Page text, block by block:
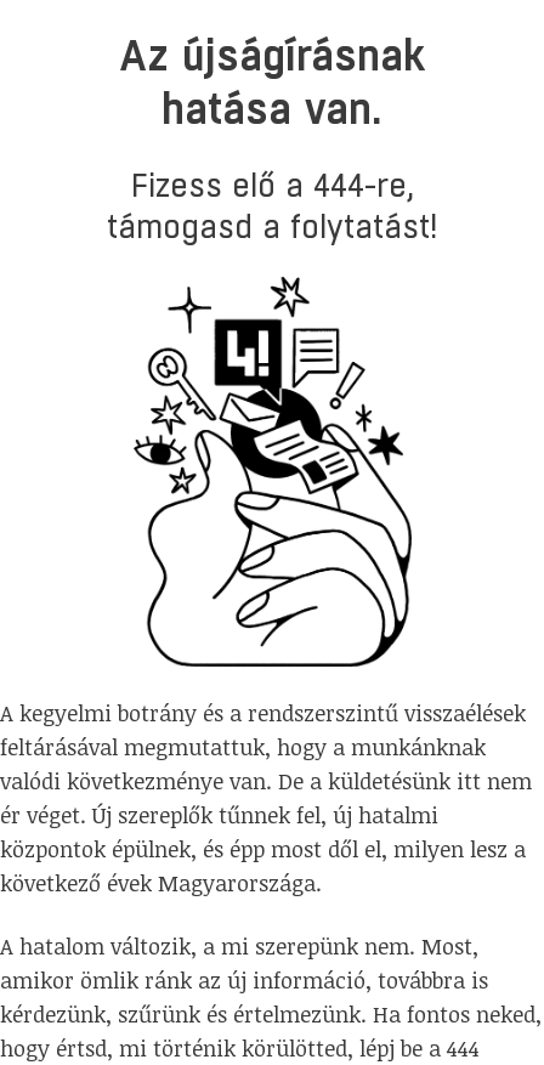
Az újságírásnak
hatása van.
Fizess elő a 444-re,
támogasd a folytatást!
A kegyelmi botrány és a rendszerszintű visszaélések
feltárásával megmutattuk, hogy a munkánknak
valódi következménye van. De a küldetésünk itt nem
ér véget. Új szereplők tűnnek fel, új hatalmi
központok épülnek, és épp most dől el, milyen lesz a
következő évek Magyarországa.
A hatalom változik, a mi szerepünk nem. Most,
amikor ömlik ránk az új információ, továbbra is
kérdezünk, szűrünk és értelmezünk. Ha fontos neked,
hogy értsd, mi történik körülötted, lépj be a 444